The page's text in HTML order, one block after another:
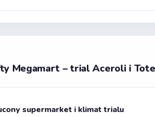
Megamart – trial Aceroli i
supermarket i klimat trialu